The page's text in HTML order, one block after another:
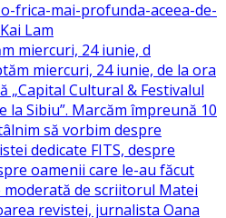
miercuri, 24 iunie, d